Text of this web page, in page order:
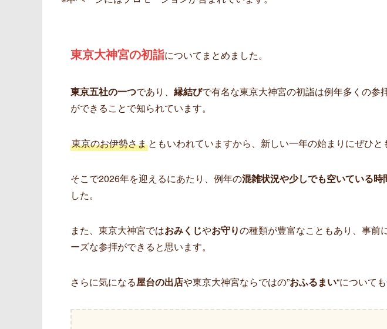
東京大神宮の初詣についてまとめました。
東京五社の一つであり、 縁結びで有名な東京大神宮の初詣は例年多くの参
ができることで知られています。
東京のお伊勢さまともいわれていますから、新しい一年の始まりにぜひと
そこで2026年を迎えるにあたり、例年の混雑状況や少しでも空いている時
した。
また、東京大神宮ではおみくじやお守りの種類が豊富なこともあり、事前
ーズな参拝ができると思います。
さらに気になる屋台の出店や東京大神宮ならではの”おふるまい“について